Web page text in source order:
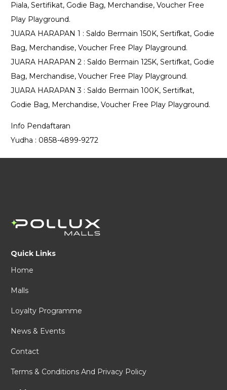
Piala, Sertifikat, Godie Bag, Merchandise, Voucher Free
Play Playground.
JUARA HARAPAN 1 : Saldo Bermain 150K, Sertifkat, Godie
Bag, Merchandise, Voucher Free Play Playground.
JUARA HARAPAN 2 : Saldo Bermain 125K, Sertifkat, Godie
Bag, Merchandise, Voucher Free Play Playground.
JUARA HARAPAN 3 : Saldo Bermain 100K, Sertifkat,
Godie Bag, Merchandise, Voucher Free Play Playground.
Info Pendaftaran
Yudha : 0858-4899-9272
Quick Links
Home
Malls
Loyalty Programme
News & Events
Contact
Terms & Conditions And Privacy Policy